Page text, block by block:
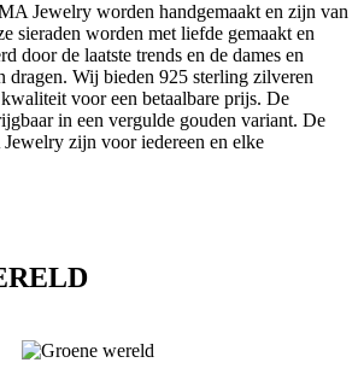
Jewelry worden handgemaakt en zijn van
sieraden worden met liefde gemaakt en
door de laatste trends en de dames en
dragen. Wij bieden 925 sterling zilveren
voor een betaalbare prijs. De
in een vergulde gouden variant. De
zijn voor iedereen en elke